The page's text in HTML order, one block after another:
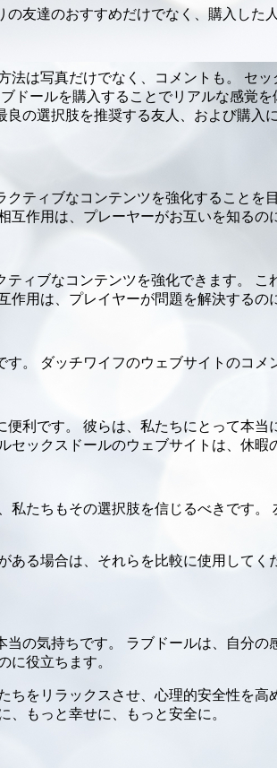
友達のおすすめだけでなく、購入した
は写真だけでなく、コメントも。 セ
ドールを購入することでリアルな感覚
の選択肢を推奨する友人、および購
ティブなコンテンツを強化すること
作用は、プレーヤーがお互いを知るの
ィブなコンテンツを強化できます。
用は、プレイヤーが問題を解決するの
。 ダッチワイフのウェブサイトのコ
利です。 彼らは、私たちにとって本
ックスドールのウェブサイトは、休暇
たちもその選択肢を信じるべきです
る場合は、それらを比較に使用して
の気持ちです。 ラブドールは、自分
に役立ちます。
ちをリラックスさせ、心理的安全性を
もっと幸せに、もっと安全に。